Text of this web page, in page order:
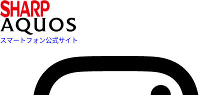
スマートフォン公式サイト